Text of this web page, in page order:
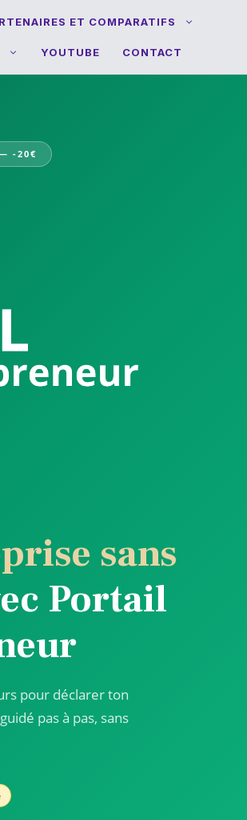
ET COMPARATIFS
YOUTUBE CONTACT
— -20€
sans
Portail
pour déclarer ton
pas à pas, sans